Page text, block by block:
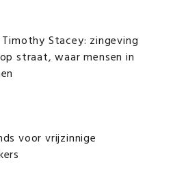
Stacey: zingeving
straat, waar mensen in
voor vrijzinnige